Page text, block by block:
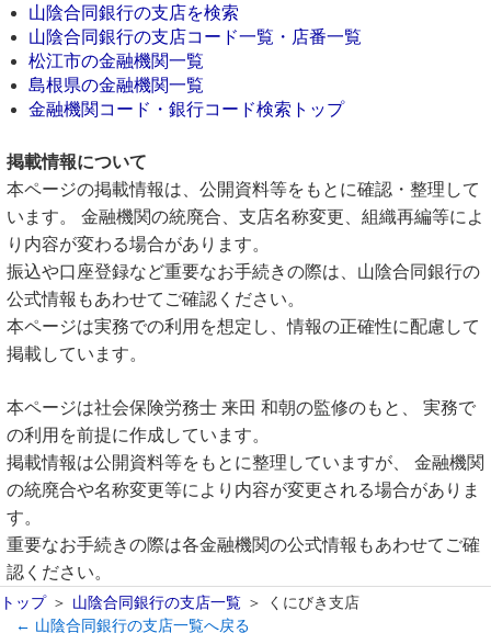
山陰合同銀行の支店を検索
山陰合同銀行の支店コード一覧・店番一覧
松江市の金融機関一覧
島根県の金融機関一覧
金融機関コード・銀行コード検索トップ
掲載情報について
本ページの掲載情報は、公開資料等をもとに確認・整理して
います。 金融機関の統廃合、支店名称変更、組織再編等によ
り内容が変わる場合があります。
振込や口座登録など重要なお手続きの際は、山陰合同銀行の
公式情報もあわせてご確認ください。
本ページは実務での利用を想定し、情報の正確性に配慮して
掲載しています。
本ページは社会保険労務士 来田 和朝の監修のもと、 実務で
の利用を前提に作成しています。
掲載情報は公開資料等をもとに整理していますが、 金融機関
の統廃合や名称変更等により内容が変更される場合がありま
す。
重要なお手続きの際は各金融機関の公式情報もあわせてご確
認ください。
トップ 山陰合同銀行の支店一覧
くにびき支店
← 山陰合同銀行の支店一覧へ戻る